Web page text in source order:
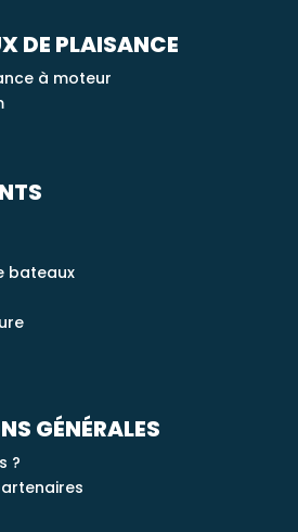
DE PLAISANCE
à moteur
bateaux
GÉNÉRALES
?